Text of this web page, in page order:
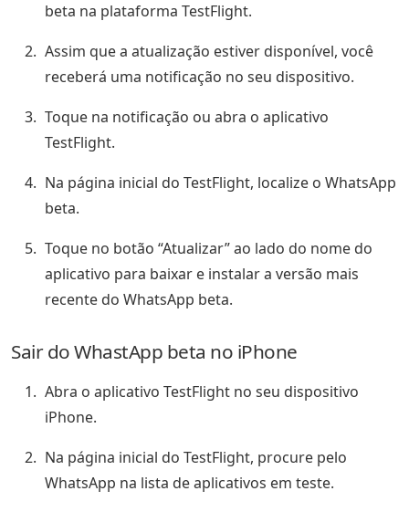
beta na plataforma TestFlight.
Assim que a atualização estiver disponível, você
receberá uma notificação no seu dispositivo.
Toque na notificação ou abra o aplicativo
TestFlight.
Na página inicial do TestFlight, localize o WhatsApp
beta.
Toque no botão “Atualizar” ao lado do nome do
aplicativo para baixar e instalar a versão mais
recente do WhatsApp beta.
Sair do WhastApp beta no iPhone
Abra o aplicativo TestFlight no seu dispositivo
iPhone.
Na página inicial do TestFlight, procure pelo
WhatsApp na lista de aplicativos em teste.